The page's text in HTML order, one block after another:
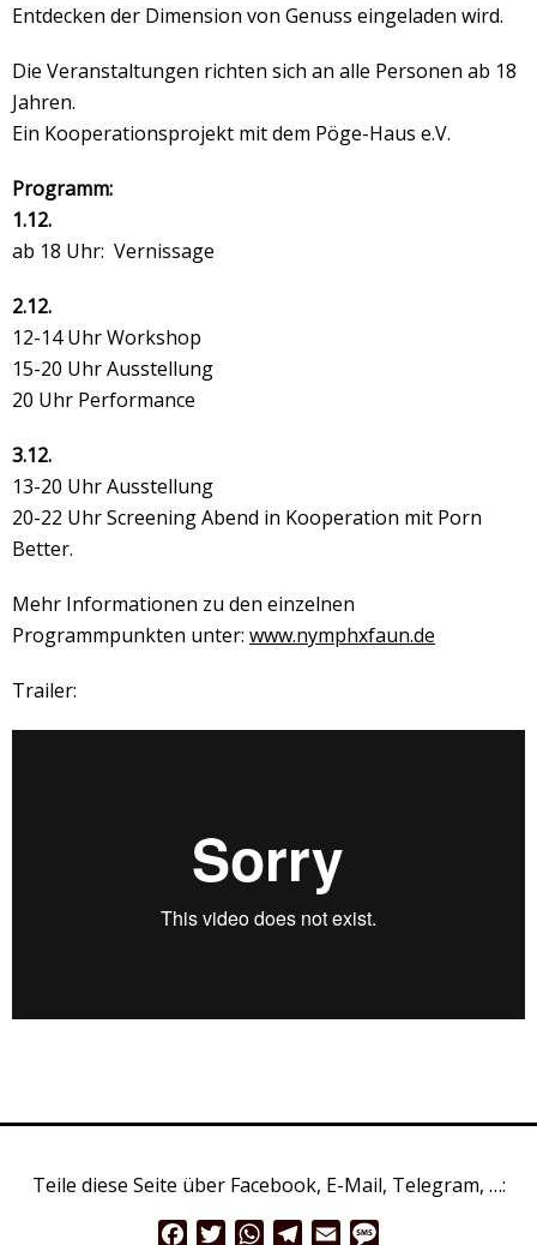
Entdecken der Dimension von Genuss eingeladen wird.
Die Veranstaltungen richten sich an alle Personen ab 18
Jahren.
Ein Kooperationsprojekt mit dem Pöge-Haus e.V.
Programm:
1.12.
ab 18 Uhr: Vernissage
2.12.
12-14 Uhr Workshop
15-20 Uhr Ausstellung
20 Uhr Performance
3.12.
13-20 Uhr Ausstellung
20-22 Uhr Screening Abend in Kooperation mit Porn
Better.
Mehr Informationen zu den einzelnen
Programmpunkten unter: www.nymphxfaun.de
Trailer:
Teile diese Seite über Facebook, E-Mail, Telegram, …:
FacebookTwitterWhatsApp
Telegram
Email